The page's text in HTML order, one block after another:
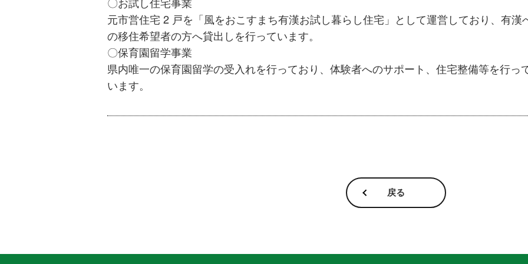
元市営住宅 2 戸を「風をおこすまち有漢お試し暮らし住宅」として運営しており、有漢
の移住希望者の方へ貸出しを行っています。
〇保育園留学事業
県内唯一の保育園留学の受入れを行っており、体験者へのサポート、住宅整備等を行っ
います。
戻る